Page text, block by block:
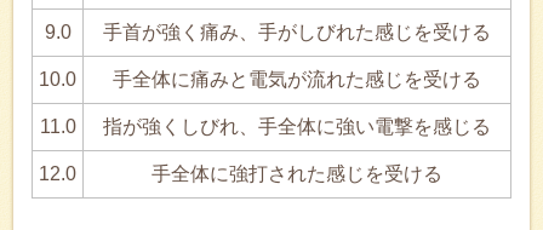
9.0 手首が強く痛み、手がしびれた感じを受ける
10.0 手全体に痛みと電気が流れた感じを受ける
11.0 指が強くしびれ、手全体に強い電撃を感じる
12.0 手全体に強打された感じを受ける